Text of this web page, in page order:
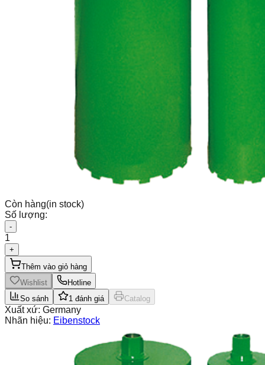
Còn hàng(in stock)
Số lượng:
-
1
+
Thêm vào giỏ hàng
Wishlist
Hotline
So sánh
1 đánh giá Catalog
Xuất xứ: Germany
Nhãn hiệu: Eibenstock